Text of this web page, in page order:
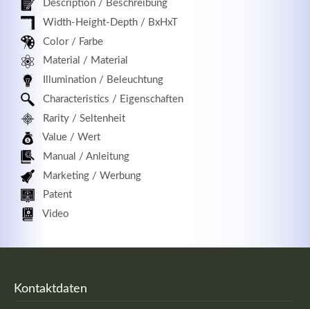
Description / Beschreibung
Width-Height-Depth / BxHxT
Color / Farbe
Material / Material
Illumination / Beleuchtung
Characteristics / Eigenschaften
Rarity / Seltenheit
Value / Wert
Manual / Anleitung
Marketing / Werbung
Patent
Video
Kontaktdaten
Registrieren